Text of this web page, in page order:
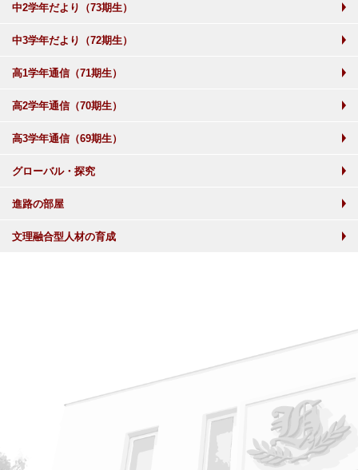
中2学年だより（73期生）
中3学年だより（72期生）
高1学年通信（71期生）
高2学年通信（70期生）
高3学年通信（69期生）
グローバル・探究
進路の部屋
文理融合型人材の育成